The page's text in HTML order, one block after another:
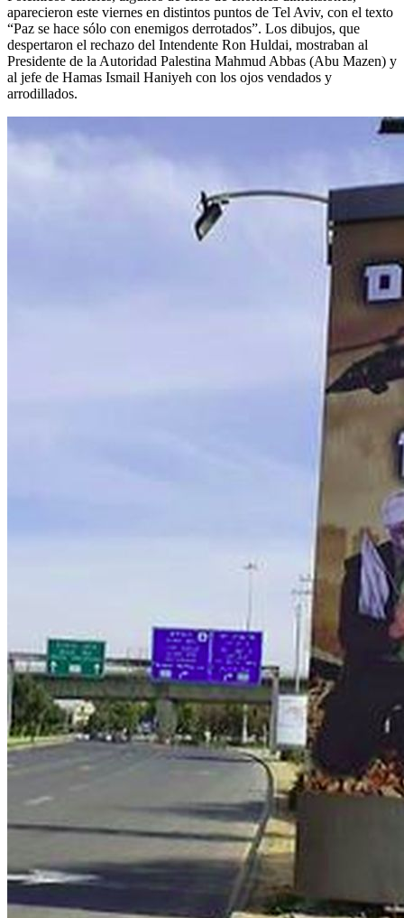
aparecieron este viernes en distintos puntos de Tel Aviv, con el texto
“Paz se hace sólo con enemigos derrotados”. Los dibujos, que
despertaron el rechazo del Intendente Ron Huldai, mostraban al
Presidente de la Autoridad Palestina Mahmud Abbas (Abu Mazen) y
al jefe de Hamas Ismail Haniyeh con los ojos vendados y
arrodillados.